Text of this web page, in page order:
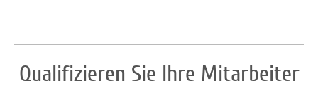
Qualifizieren Sie Ihre Mitarbeiter